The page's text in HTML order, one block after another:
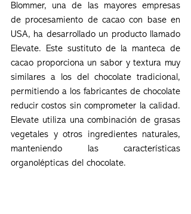
Blommer, una de las mayores empresas
de procesamiento de cacao con base en
USA, ha desarrollado un producto llamado
Elevate. Este sustituto de la manteca de
cacao proporciona un sabor y textura muy
similares a los del chocolate tradicional,
permitiendo a los fabricantes de chocolate
reducir costos sin comprometer la calidad.
Elevate utiliza una combinación de grasas
vegetales y otros ingredientes naturales,
manteniendo las características
organolépticas del chocolate.